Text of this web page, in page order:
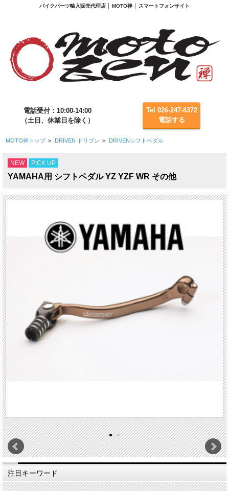
バイクパーツ輸入販売代理店 │ MOTO禅 │ スマートフォンサイト
電話受付：10:00-14:00
（土日、休業日を除く）
Tel 026-247-8372
電話する
MOTO禅トップ > DRIVEN ドリブン > DRIVENシフトペダル
NEW PICK UP
YAMAHA用 シフトペダル YZ YZF WR その他
注目キーワード